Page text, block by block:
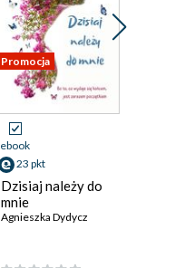
Promocja
ebook
23 pkt
Dzisiaj należy do
mnie
Agnieszka Dydycz